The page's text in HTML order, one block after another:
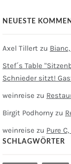
NEUESTE
Axel Tillert zu
Stef´s Table
Schnieder sitzt!
weinreise zu
Birgit Podhorny zu
weinreise zu Pure
SCHLAGWÖRTER